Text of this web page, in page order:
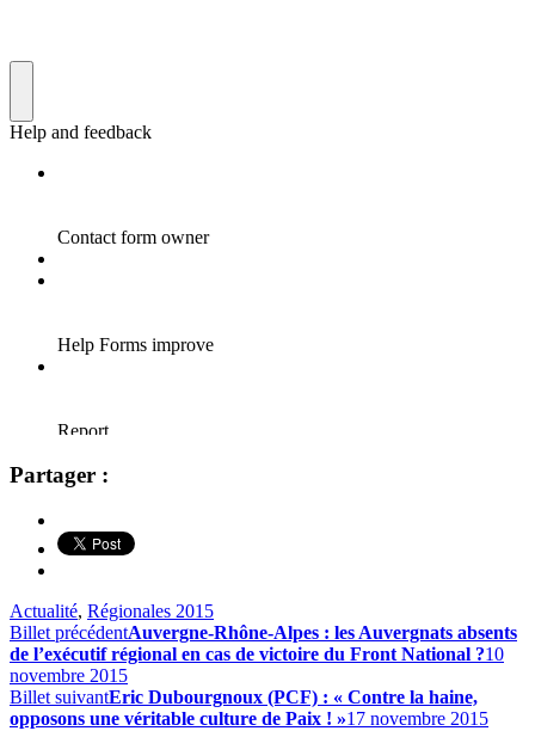
Partager :
Actualité, Régionales 2015
Billet précédentAuvergne-Rhône-Alpes : les Auvergnats absents
de l’exécutif régional en cas de victoire du Front National ?10
novembre 2015
Billet suivantEric Dubourgnoux (PCF) : « Contre la haine,
opposons une véritable culture de Paix ! »17 novembre 2015